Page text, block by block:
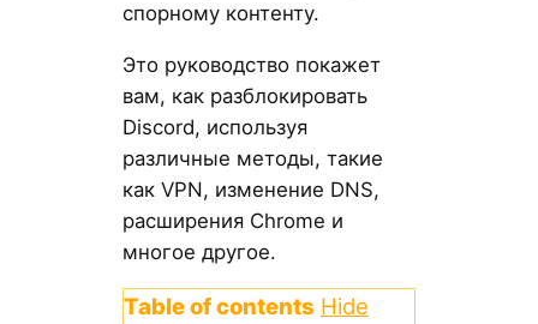
спорному контенту.
Это руководство покажет
вам, как разблокировать
Discord, используя
различные методы, такие
как VPN, изменение DNS,
расширения Chrome и
многое другое.
Table of contents Hide